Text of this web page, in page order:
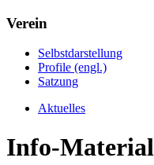
Verein
Selbstdarstellung
Profile (engl.)
Satzung
Aktuelles
Info-Material